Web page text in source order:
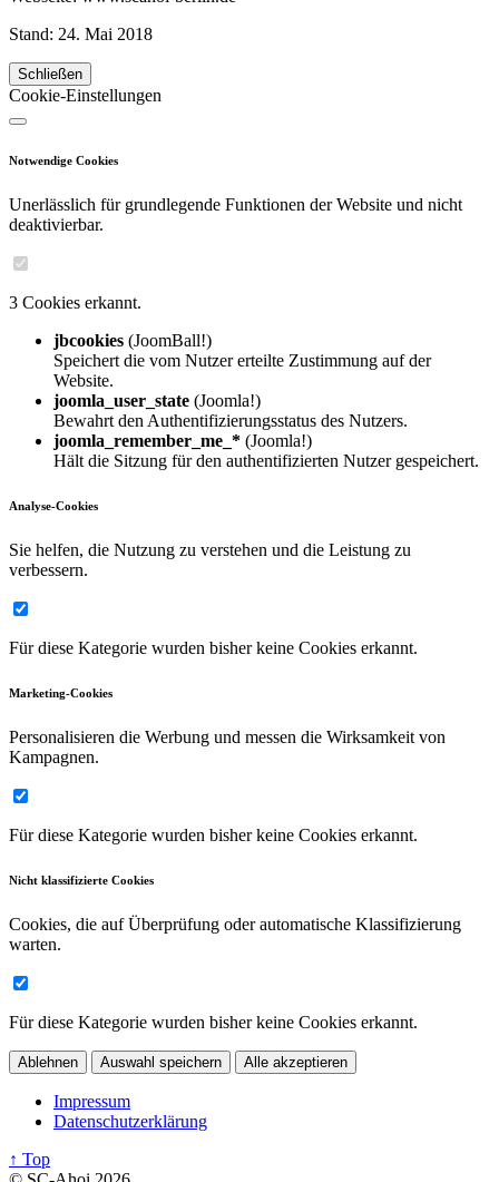
Stand: 24. Mai 2018
Schließen
Cookie-Einstellungen
Notwendige Cookies
Unerlässlich für grundlegende Funktionen der Website und nicht
deaktivierbar.
3 Cookies erkannt.
jbcookies (JoomBall!)
Speichert die vom Nutzer erteilte Zustimmung auf der
Website.
joomla_user_state (Joomla!)
Bewahrt den Authentifizierungsstatus des Nutzers.
joomla_remember_me_* (Joomla!)
Hält die Sitzung für den authentifizierten Nutzer gespeichert.
Analyse-Cookies
Sie helfen, die Nutzung zu verstehen und die Leistung zu
verbessern.
Für diese Kategorie wurden bisher keine Cookies erkannt.
Marketing-Cookies
Personalisieren die Werbung und messen die Wirksamkeit von
Kampagnen.
Für diese Kategorie wurden bisher keine Cookies erkannt.
Nicht klassifizierte Cookies
Cookies, die auf Überprüfung oder automatische Klassifizierung
warten.
Für diese Kategorie wurden bisher keine Cookies erkannt.
Ablehnen Auswahl speichern Alle akzeptieren
Impressum
Datenschutzerklärung
↑ Top